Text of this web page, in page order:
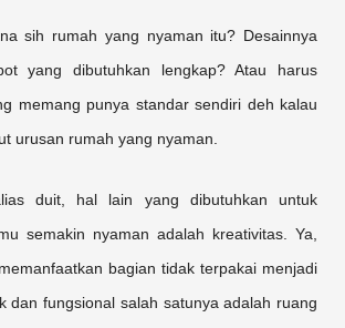
sih rumah yang nyaman itu? Desainnya
yang dibutuhkan lengkap? Atau harus
memang punya standar sendiri deh kalau
urusan rumah yang nyaman.
duit, hal lain yang dibutuhkan untuk
semakin nyaman adalah kreativitas. Ya,
bagian tidak terpakai menjadi
dan fungsional salah satunya adalah ruang